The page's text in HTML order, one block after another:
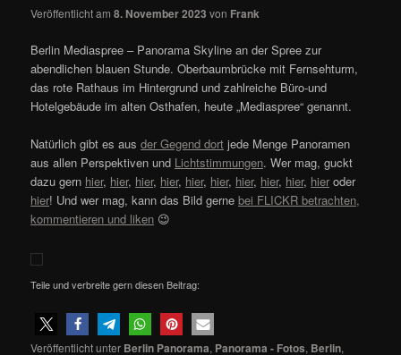
Veröffentlicht am8. November 2023 von Frank
Berlin Mediaspree – Panorama Skyline an der Spree zur
abendlichen blauen Stunde. Oberbaumbrücke mit Fernsehturm,
das rote Rathaus im Hintergrund und zahlreiche Büro-und
Hotelgebäude im alten Osthafen, heute „Mediaspree“ genannt.
Natürlich gibt es ausder Gegend dort jede Menge Panoramen
aus allen Perspektiven und Lichtstimmungen. Wer mag, guckt
dazu gern hier, hier, hier, hier, hier, hier, hier, hier, hier, hier oder
hier! Und wer mag, kann das Bild gernebei FLICKR betrachten,
kommentieren und liken 😉
Teile und verbreite gern diesen Beitrag:
Veröffentlicht unter Berlin Panorama, Panorama - Fotos, Berlin,